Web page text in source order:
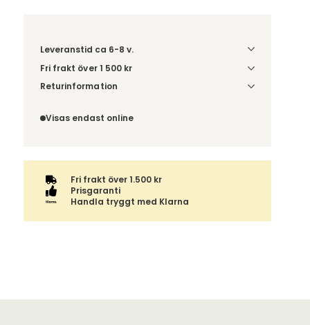
Leveranstid ca 6-8 v.
Fri frakt över 1 500 kr
Välj utförande via 'Gör dina val' för
Returinformation
omfattas därför inte av ångerrätten.
Visas endast online
Fri frakt över 1.500 kr
Prisgaranti
Handla tryggt med Klarna